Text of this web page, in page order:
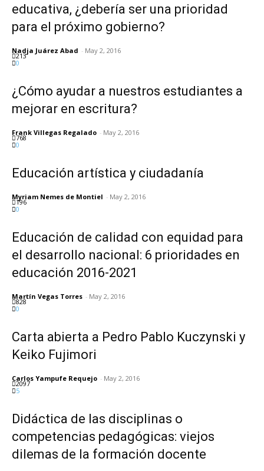
educativa, ¿debería ser una prioridad
para el próximo gobierno?
Nadja Juárez Abad - May 2, 2016
213
0
¿Cómo ayudar a nuestros estudiantes a
mejorar en escritura?
Frank Villegas Regalado - May 2, 2016
768
0
Educación artística y ciudadanía
Myriam Nemes de Montiel - May 2, 2016
196
0
Educación de calidad con equidad para
el desarrollo nacional: 6 prioridades en
educación 2016-2021
Martín Vegas Torres - May 2, 2016
828
0
Carta abierta a Pedro Pablo Kuczynski y
Keiko Fujimori
Carlos Yampufe Requejo - May 2, 2016
2097
5
Didáctica de las disciplinas o
competencias pedagógicas: viejos
dilemas de la formación docente